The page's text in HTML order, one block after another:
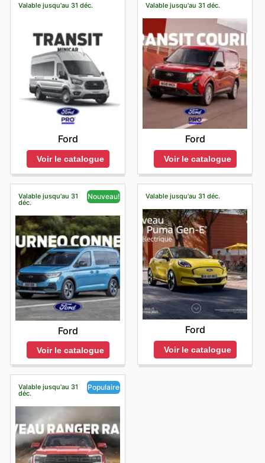
Valable jusqu'au 31 déc.
Ford
Voir le catalogue
Valable jusqu'au 31 déc.
Ford
Voir le catalogue
Valable jusqu'au 31
déc.
Nouveau!
Ford
Voir le catalogue
Valable jusqu'au 31 déc.
Ford
Voir le catalogue
Valable jusqu'au 31
déc.
Populaire